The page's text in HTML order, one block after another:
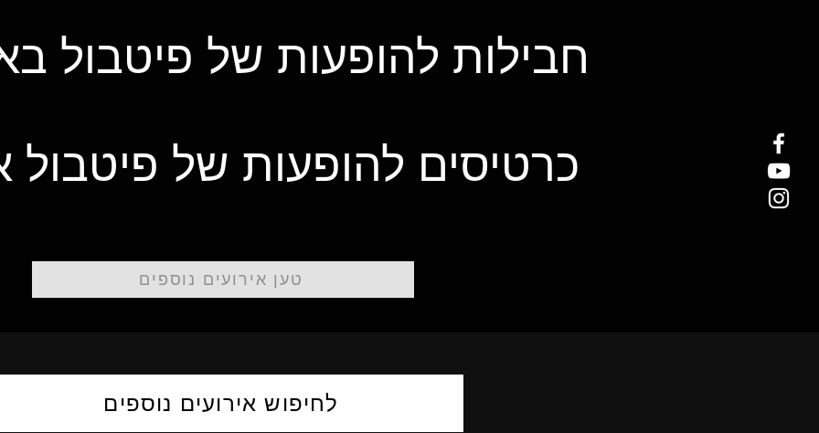
חבילות להופעות של פיטבול
כרטיסים להופעות של
טען אירועים נוספים
לחיפוש אירועים נוספים